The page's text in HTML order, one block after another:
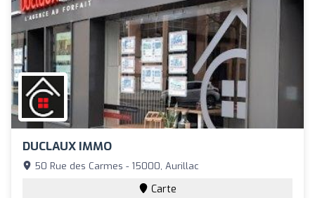
DUCLAUX IMMO
50 Rue des Carmes - 15000, Aurillac
Carte